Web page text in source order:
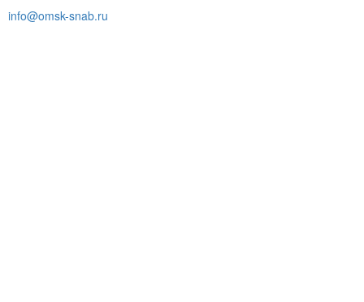
info@omsk-snab.ru